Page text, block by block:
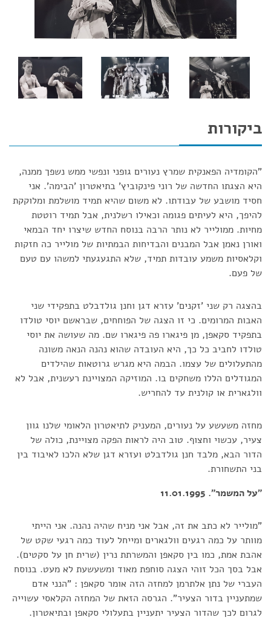
ביקורות
"הקומדיה הפאנקית שמרץ נעורים גופני ונפשי ממש נשפך ממנה,
היא הצגתו החדשה של רוני פינקוביץ' בתיאטרון 'הבימה'. אני
חסיד מושבע של עבודתו. לא משום שהיא תמיד מושלמת ומלוקקת
להיפך, היא לעיתים פגומה וכאילו רשלנית, אבל תמיד רוטטת
מחיות. ממולייר לא נותר הרבה בנוסח החדש שיצרו יחד הבמאי
ואורן נאמן אבל המבנים והבדיחות הבמתיות של מולייר כה חזקות
וקלאסיות משמע עובדות תמיד, שלא התגעגעתי למשהו עם טעם
של פעם.
בהצגה רק שני 'זקנים' עזרא דגן וחנן גולדבלט בתפקידי שני
האבות המרומים. כי זו הצגה של הפוחחים, שבראשם יוסי טולדו
בתפקיד סקאפן, מן פיגארו פה פיגארו שם. מה שעושה את יוסי
טולדו לחביב כל כך, היא העובדה שהוא נהנה הנאה משונה
מהתעלולים של עצמו. הבמה היא מגרש גרוטאות שהילדים
המגודלים הללו משחקים בו. המוזיקה המצויינת רעשנית, אבל לא
וולגארית או קולנית עד להחריש.
מחזה משעשע על נעורים, המעניק לתיאטרון הלאומי שלנו גוון
צעיר, עכשוי וחצוף. טוב היה לראות הפקה מצויינת, כולה של
הדור הבא, מלבד חנן גולדבלט ועזרא דגן שלא הלכו לאיבוד בין
בני התשחורת.
"על המשמר". 11.01.1995
"מולייר לא כתב את זה, אבל אני מניח שהיה נהנה. אני הייתי
מוותר על כמה רגעים וולגארים ומייחל לעוד כמה רגעי שקט של
אהבת אמת, כמו בין סקאפן והמשרתת נרין (שרית חן על סקטים).
אבל בסך הכל זוהי הצגה סוחפת מאוד ומשעשעת לא מעט. בנוסח
העברי של נתן אלתרמן למחזה הזה אומר סקאפן : "הנני אדם
שמתעניין בדור הצעיר". הגרסה הזאת של המחזה הקלאסי עשוייה
לגרום לכך שהדור הצעיר יתעניין בתעלולי סקאפן ובתיאטרון.